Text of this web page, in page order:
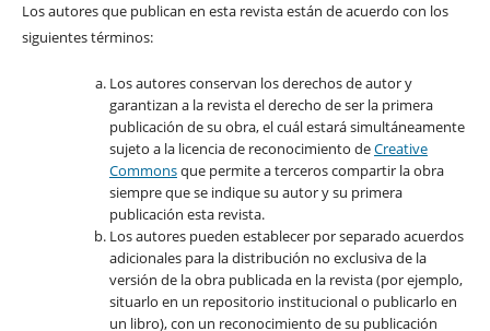
Los autores que publican en esta revista están de acuerdo con los
siguientes términos:
Los autores conservan los derechos de autor y
garantizan a la revista el derecho de ser la primera
publicación de su obra, el cuál estará simultáneamente
sujeto a la licencia de reconocimiento deCreative
Commonsque permite a terceros compartir la obra
siempre que se indique su autor y su primera
publicación esta revista.
Los autores pueden establecer por separado acuerdos
adicionales para la distribución no exclusiva de la
versión de la obra publicada en la revista (por ejemplo,
situarlo en un repositorio institucional o publicarlo en
un libro), con un reconocimiento de su publicación